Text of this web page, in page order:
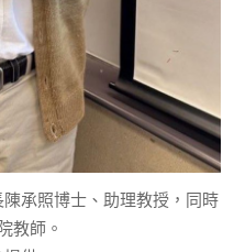
承照博士、助理教授，同時
教師。